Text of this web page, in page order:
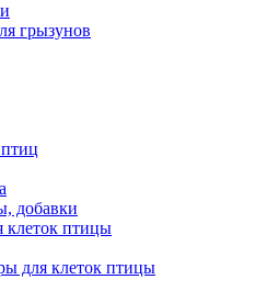
грызунов
добавки
клеток птицы
для клеток птицы